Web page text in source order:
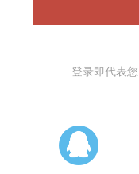
登录即代表